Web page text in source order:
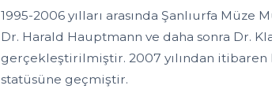
1995-2006 yılları arasında Şanlıurfa
Dr. Harald Hauptmann ve daha sonra Dr.
gerçekleştirilmiştir. 2007 yılından itibaren
statüsüne geçmiştir.